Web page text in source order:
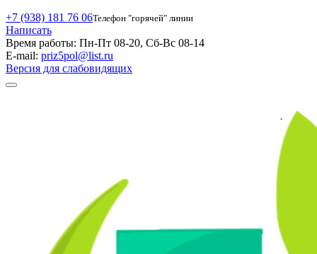
+7 (938) 181 76 06Телефон "горячей" линии
Написать
Время работы: Пн-Пт 08-20, Сб-Вс 08-14
E-mail: priz5pol@list.ru
Версия для слабовидящих